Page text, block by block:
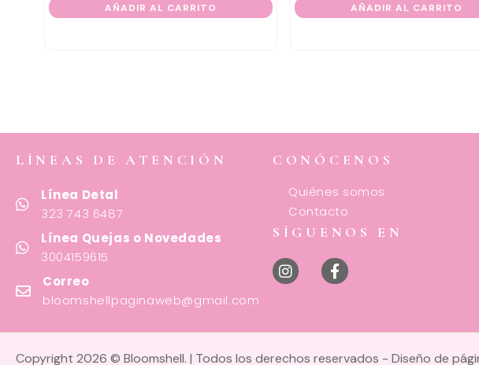
AÑADIR AL CARRITO AÑADIR AL CARRITO
LÍNEAS DE ATENCIÓN
Línea Detal
323 743 6487
Línea Quejas o Novedades
3004159615
Correo
bloomshellpaginaweb@gmail.com
CONÓCENOS
Quiénes somos
Contacto
SÍGUENOS EN
Copyright 2026 © Bloomshell. | Todos los derechos reservados - Diseño de